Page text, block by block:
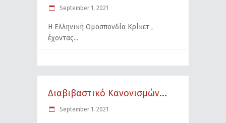
September 1, 2021
Η Ελληνική Ομοσπονδία Κρίκετ ,
έχοντας
Διαβιβαστικό Κανονισμών...
September 1, 2021